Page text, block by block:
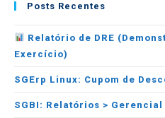
Posts Recentes
Relatório de DRE
Exercício)
SGErp Linux: Cupom de
SGBI: Relatórios > Gerencial